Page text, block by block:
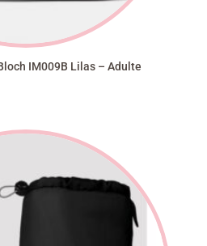
IM009B Lilas – Adulte